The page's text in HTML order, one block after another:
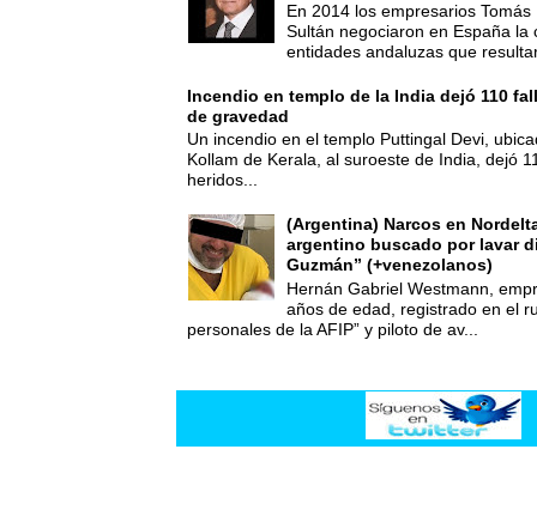
En 2014 los empresarios
Sultán negociaron en España la
entidades andaluzas que
Incendio en templo de la India dejó 110
de gravedad
Un incendio en el templo Puttingal Devi,
Kollam de Kerala, al suroeste de India, dejó
heridos...
(Argentina) Narcos en
argentino buscado por lavar
Guzmán” (+venezolanos)
Hernán Gabriel Westmann,
años de edad, registrado en el
personales de la AFIP” y piloto de av...